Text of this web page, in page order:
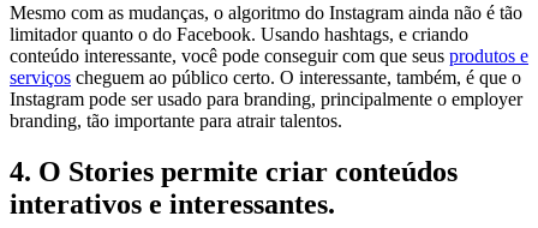
Mesmo com as mudanças, o algoritmo do Instagram ainda não é tão
limitador quanto o do Facebook. Usando hashtags, e criando
conteúdo interessante, você pode conseguir com que seus produtos e
serviços cheguem ao público certo. O interessante, também, é que o
Instagram pode ser usado para branding, principalmente o employer
branding, tão importante para atrair talentos.
4. O Stories permite criar conteúdos
interativos e interessantes.